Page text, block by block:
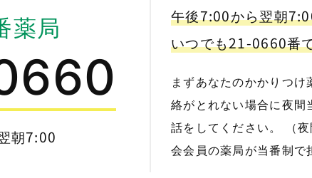
薬局
朝7:00
午後7:00から翌朝
いつでも21-0660番
まずあなたのかかりつ
絡がとれない場合に夜
話をしてください。 （
会会員の薬局が当番制で